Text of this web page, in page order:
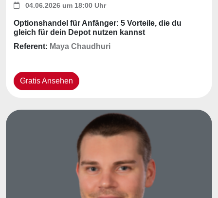
04.06.2026 um 18:00 Uhr
Optionshandel für Anfänger: 5 Vorteile, die du
gleich für dein Depot nutzen kannst
Referent: Maya Chaudhuri
Gratis Ansehen